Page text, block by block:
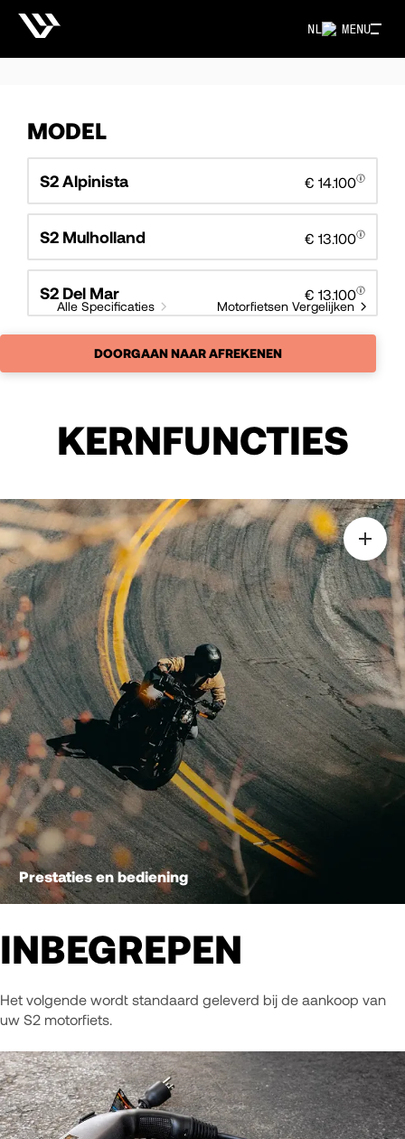
MENU
NL
MODEL
S2 Alpinista € 14.100
S2 Mulholland € 13.100
S2 Del Mar € 13.100
Alle Specificaties Motorfietsen Vergelijken
DOORGAAN NAAR AFREKENEN
KERNFUNCTIES
Prestaties en bediening
INBEGREPEN
Het volgende wordt standaard geleverd bij de aankoop van
uw S2 motorfiets.